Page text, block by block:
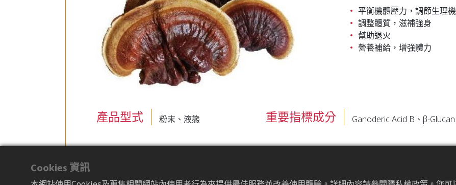
平衡機體壓力，調節生理
調整體質，滋補強身
幫助退火
營養補給，增強體力
產品型式 粉末、液態 重要指標成分 Ganoderic Acid B、β-Glucan
Cookies 資訊